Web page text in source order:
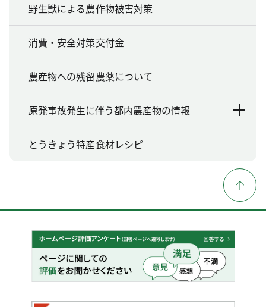
野生獣による農作物被害対策
消費・安全対策交付金
農産物への残留農薬について
原発事故発生に伴う都内農産物の情報
とうきょう特産食材レシピ